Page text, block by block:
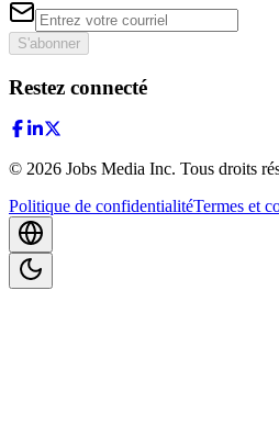
S'abonner
Restez connecté
© 2026 Jobs Media Inc. Tous droits
Politique de confidentialitéTermes et